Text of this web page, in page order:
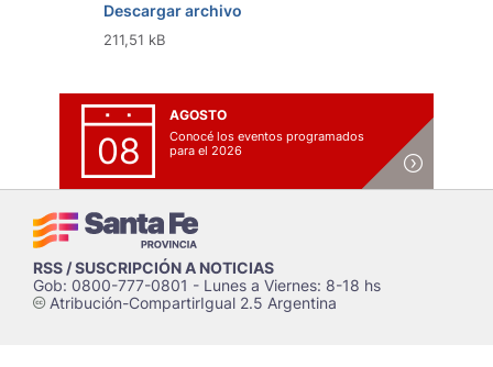
Descargar archivo
211,51 kB
08
AGOSTO
Conocé los eventos programados
para el 2026
RSS / SUSCRIPCIÓN A NOTICIAS
Gob: 0800-777-0801 - Lunes a Viernes: 8-18 hs
cAtribución-CompartirIgual 2.5 Argentina